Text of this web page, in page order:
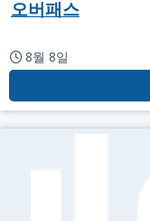
오버패스
8월 8일